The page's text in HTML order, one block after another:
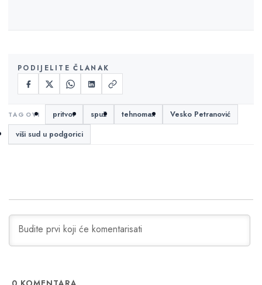
PODIJELITE ČLANAK
pritvor spuž tehnomax
Vesko Petranović
viši sud u podgorici